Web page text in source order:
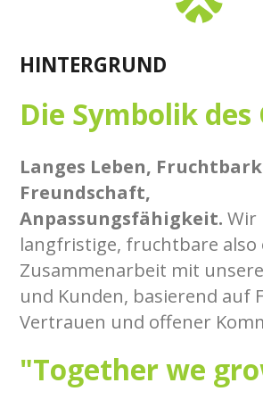
HINTERGRUND
Die Symbolik des
Langes Leben,
Freundschaft,
Anpassungsfähigkeit.Wir
langfristige, fruchtbare also
Zusammenarbeit mit
und Kunden, basierend auf
Vertrauen und offener
"Together we